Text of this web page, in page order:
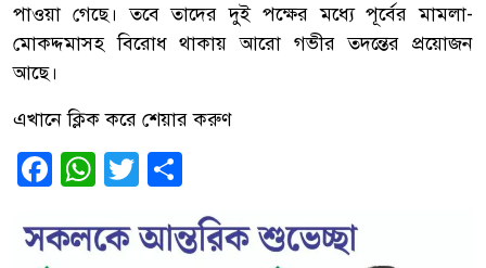
পাওয়া গেছে। তবে তাদের দুই পক্ষের মধ্যে পূর্বের মামলা-
মোকদ্দমাসহ বিরোধ থাকায় আরো গভীর তদন্তের প্রয়োজন
আছে।
এখানে ক্লিক করে শেয়ার করুণ
Facebook
WhatsApp
Twitter